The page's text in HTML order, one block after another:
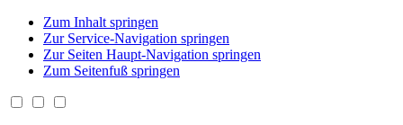
Zum Inhalt springen
Zur Service-Navigation springen
Zur Seiten Haupt-Navigation springen
Zum Seitenfuß springen